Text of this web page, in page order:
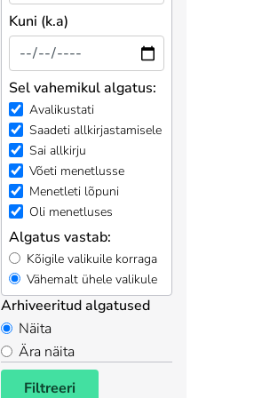
Kuni (k.a)
Sel vahemikul algatus:
Avalikustati
Saadeti allkirjastamisele
Sai allkirju
Võeti menetlusse
Menetleti lõpuni
Oli menetluses
Algatus vastab:
Kõigile valikuile korraga
Vähemalt ühele valikule
Arhiveeritud algatused
Näita
Ära näita
Filtreeri